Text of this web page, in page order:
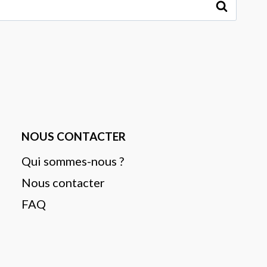
NOUS CONTACTER
Qui sommes-nous ?
Nous contacter
FAQ